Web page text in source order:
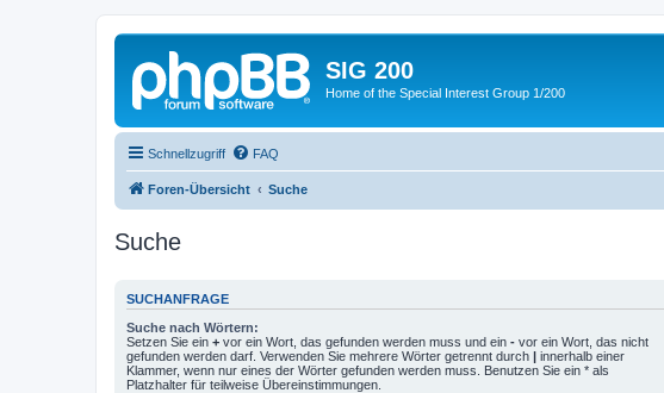
SIG 200
Home of the Special Interest Group 1/200
Schnellzugriff FAQ
Foren-Übersicht Suche
Suche
SUCHANFRAGE
Suche nach Wörtern:
Setzen Sie ein + vor ein Wort, das gefunden werden muss und ein - vor ein Wort, das nicht
gefunden werden darf. Verwenden Sie mehrere Wörter getrennt durch | innerhalb einer
Klammer, wenn nur eines der Wörter gefunden werden muss. Benutzen Sie ein * als
Platzhalter für teilweise Übereinstimmungen.